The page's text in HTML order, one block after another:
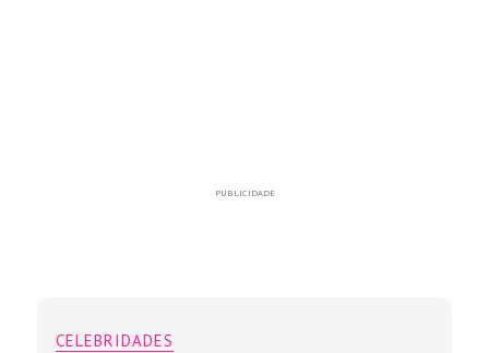
PUBLICIDADE
CELEBRIDADES